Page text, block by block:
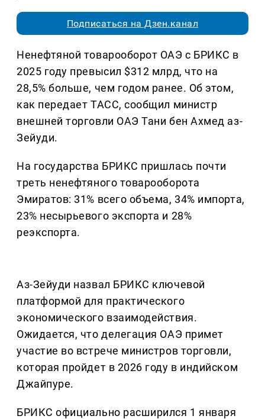
Подписаться на Дзен.канал
Ненефтяной товарооборот ОАЭ с БРИКС в
2025 году превысил $312 млрд, что на
28,5% больше, чем годом ранее. Об этом,
как передает ТАСС, сообщил министр
внешней торговли ОАЭ Тани бен Ахмед аз-
Зейуди.
На государства БРИКС пришлась почти
треть ненефтяного товарооборота
Эмиратов: 31% всего объема, 34% импорта,
23% несырьевого экспорта и 28%
реэкспорта.
Аз-Зейуди назвал БРИКС ключевой
платформой для практического
экономического взаимодействия.
Ожидается, что делегация ОАЭ примет
участие во встрече министров торговли,
которая пройдет в 2026 году в индийском
Джайпуре.
БРИКС официально расширился 1 января